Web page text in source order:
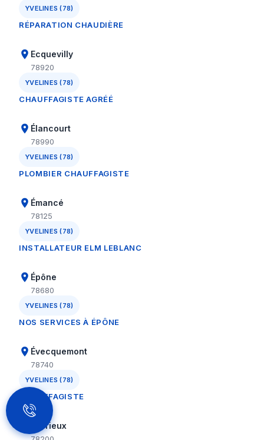
YVELINES (78)
RÉPARATION CHAUDIÈRE
Ecquevilly
78920
YVELINES (78)
CHAUFFAGISTE AGRÉÉ
Élancourt
78990
YVELINES (78)
PLOMBIER CHAUFFAGISTE
Émancé
78125
YVELINES (78)
INSTALLATEUR ELM LEBLANC
Épône
78680
YVELINES (78)
NOS SERVICES À ÉPÔNE
Évecquemont
78740
YVELINES (78)
CHAUFFAGISTE
Favrieux